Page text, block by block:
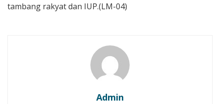
tambang rakyat dan IUP.(LM-04)
Admin